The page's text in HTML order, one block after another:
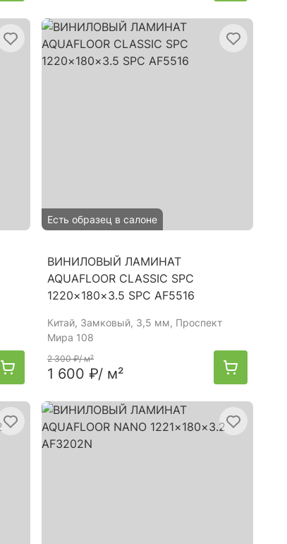
Есть образец в салоне
ВИНИЛОВЫЙ ЛАМИНАТ
AQUAFLOOR CLASSIC SPC
1220×180×3.5 SPC AF5516
Китай, Замковый, 3,5 мм, Проспект
Мира 108
2 300 ₽/ м²
1 600 ₽/ м²